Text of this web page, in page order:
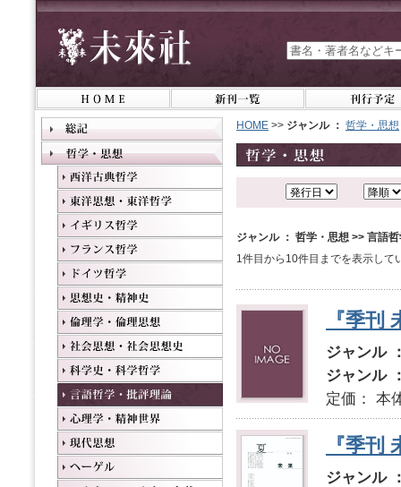
HOME >> ジャンル ： 哲学・思想
ジャンル ： 哲学・思想 >> 言語
1件目から10件目までを表示して
『季刊
ジャンル
ジャンル
定価：
『季刊
ジャンル